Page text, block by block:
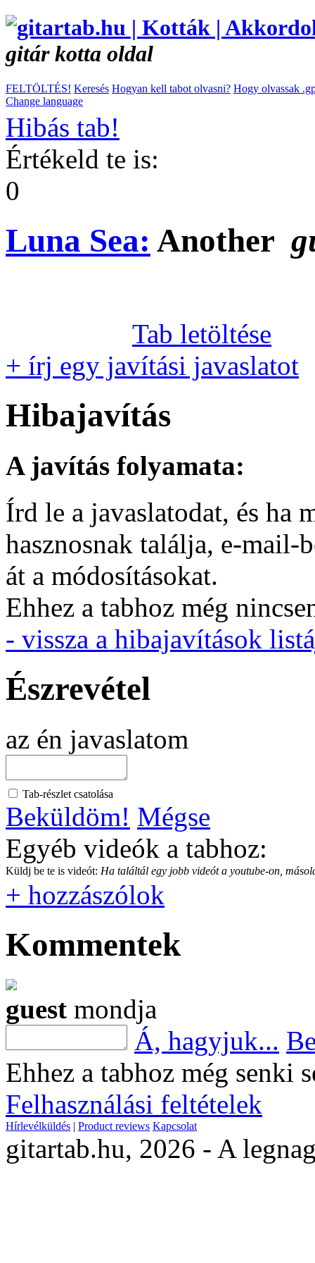
gitár kotta oldal
FELTÖLTÉS! Keresés Hogyan kell tabot olvasni? Hogy olvassak
Change language
Hibás tab!
Értékeld te is:
0
Luna Sea: Another
Tab letöltése
+ írj egy javítási javaslatot
Hibajavítás
A javítás folyamata:
Írd le a javaslatodat, és ha
hasznosnak találja, e-mail-
át a módosításokat.
Ehhez a tabhoz még
- vissza a hibajavítások
Észrevétel
az én javaslatom
Tab-részlet csatolása
Beküldöm! Mégse
Egyéb videók a tabhoz:
Küldj be te is videót: Ha találtál egy jobb videót a youtube-on,
+ hozzászólok
Kommentek
guest mondja
Á, hagyjuk...
Ehhez a tabhoz még senki
Felhasználási feltételek
Hírlevélküldés | Product reviews Kapcsolat
gitartab.hu, 2026 - A